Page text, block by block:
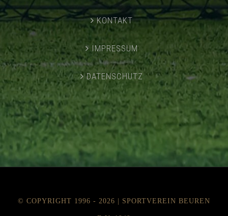
KONTAKT
IMPRESSUM
DATENSCHUTZ
© COPYRIGHT 1996 - 2026 | SPORTVEREIN BEUREN